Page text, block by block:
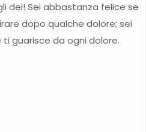
dei! Sei abbastanza felice se
dopo qualche dolore; sei
guarisce da ogni dolore.